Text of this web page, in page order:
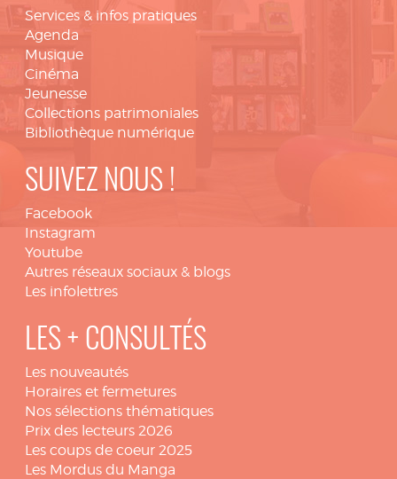
Services & infos pratiques
Agenda
Musique
Cinéma
Jeunesse
Collections patrimoniales
Bibliothèque numérique
SUIVEZ NOUS !
Facebook
Instagram
Youtube
Autres réseaux sociaux & blogs
Les infolettres
LES + CONSULTÉS
Les nouveautés
Horaires et fermetures
Nos sélections thématiques
Prix des lecteurs 2026
Les coups de coeur 2025
Les Mordus du Manga